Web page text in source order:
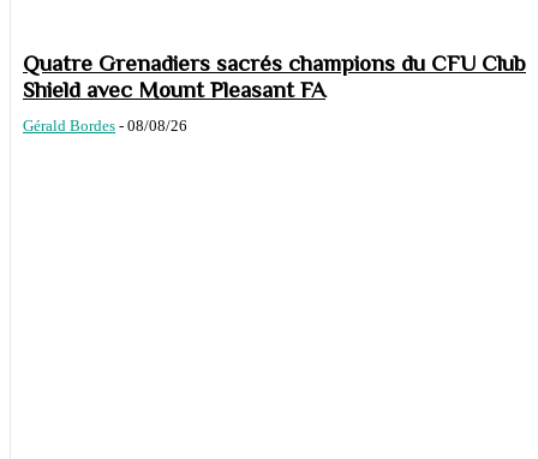
Quatre Grenadiers sacrés champions du CFU Club
Shield avec Mount Pleasant FA
Gérald Bordes - 08/08/26